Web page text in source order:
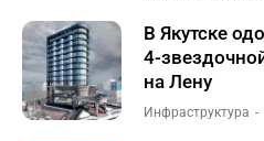
В Якутске
4-
на Лену
Инфраструктура